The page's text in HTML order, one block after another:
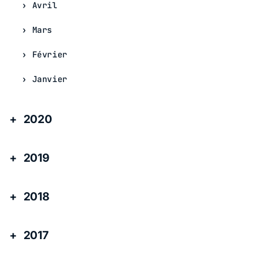
Avril
Mars
Février
Janvier
2020
2019
2018
2017